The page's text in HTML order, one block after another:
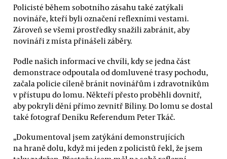
Policisté během sobotního zásahu také zatýkali
novináře, kteří byli označení reflexními vestami.
Zároveň se všemi prostředky snažili zabránit, aby
novináři z místa přinášeli záběry.
Podle našich informací ve chvíli, kdy se jedna část
demonstrace odpoutala od domluvené trasy pochodu,
začala policie cíleně bránit novinářům i zdravotníkům
v přístupu do lomu. Někteří přesto proběhli dovnitř,
aby pokryli dění přímo zevnitř Bíliny. Do lomu se dostal
také fotograf Deníku Referendum Peter Tkáč.
„Dokumentoval jsem zatýkání demonstrujících
na hraně dolu, když mi jeden z policistů řekl, že jsem